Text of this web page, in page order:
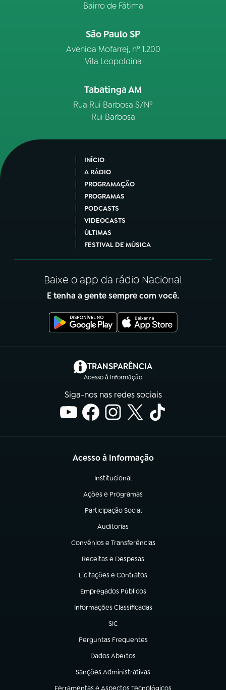
Bairro de Fátima
São Paulo SP
Avenida Mofarrej, nº 1.200
Vila Leopoldina
Tabatinga AM
Rua Rui Barbosa S/Nº
Rui Barbosa
INÍCIO
A RÁDIO
PROGRAMAÇÃO
PROGRAMAS
PODCASTS
VIDEOCASTS
ÚLTIMAS
FESTIVAL DE MÚSICA
Baixe o app da rádio Nacional
E tenha a gente sempre com você.
TRANSPARÊNCIA
Acesso à Informação
(abre em nova aba)
Siga-nos nas redes sociais
Acesso à Informação
Institucional
(abre em nova aba)
Ações e Programas
(abre em nova aba)
Participação Social
(abre em nova aba)
Auditorias
(abre em nova aba)
Convênios e Transferências
(abre em nova aba)
Receitas e Despesas
(abre em nova aba)
Licitações e Contratos
(abre em nova aba)
Empregados Públicos
(abre em nova aba)
Informações Classificadas
(abre em nova aba)
SIC
(abre em nova aba)
Perguntas Frequentes
(abre em nova aba)
Dados Abertos
(abre em nova aba)
Sanções Administrativas
(abre em nova aba)